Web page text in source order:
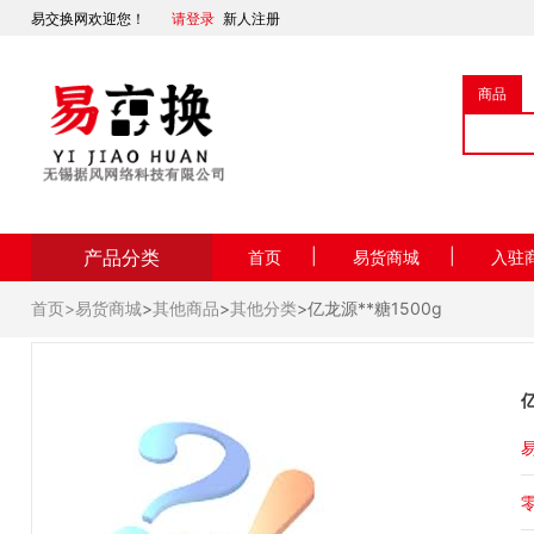
易交换网欢迎您！ 请登录 新人注册
商品
产品分类 首页 易货商城 入驻
首页>易货商城>其他商品>其他分类>亿龙源**糖1500g